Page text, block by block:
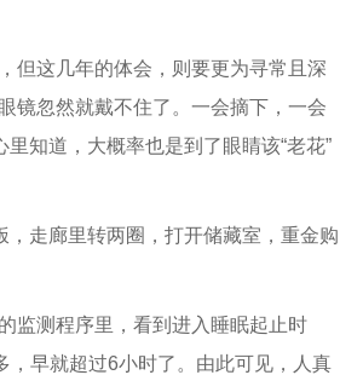
但这几年的体会，则要更为寻常且深
镜忽然就戴不住了。一会摘下，一会
知道，大概率也是到了眼睛该“老花”
，走廊里转两圈，打开储藏室，重金购
监测程序里，看到进入睡眠起止时
，早就超过6小时了。由此可见，人真